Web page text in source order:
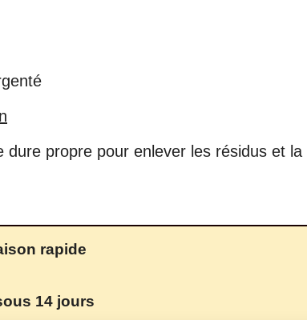
dure propre pour enlever les résidus et
rapide
14 jours